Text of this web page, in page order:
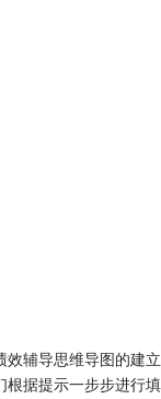
效辅导思维导图的建立
根据提示一步步进行填